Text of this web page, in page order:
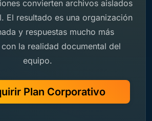
convierten archivos aislados
El resultado es una organización
y respuestas mucho más
la realidad documental del
equipo.
Plan Corporativo